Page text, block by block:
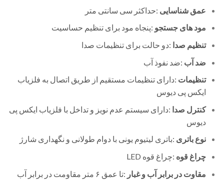
عمق شناسایی :حداکثر سی سانتی متر
مود های جستجو :پنجاه مود برای تنظیم حساسیت
تنظیم صدا :دو حالت برای تنظیمات صدا
ضد آب :ضد نفوذ آب
تنظیمات :دارای تنظیمات مستقیم از طریق اتصال به فلزیاب
ایکس پی دیوس
کنترل صدا :دارای سیستم عدم نویز و تداخل با فلزیاب ایکس پی
دیوس
نوع باتری :باتری لیتیوم یونی با دوام طولانی و نگهداری شارژ
چراغ قوه :چراغ قوه LED
مقاوت در برابر آب و غبار :تا عمق ۶ متر مقاومت در برابر آب